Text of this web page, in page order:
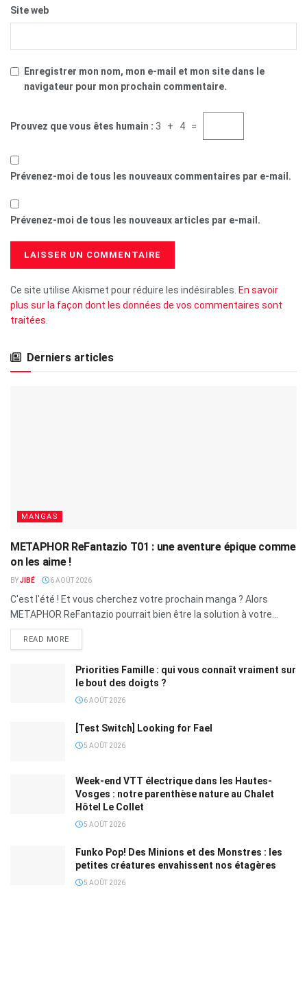
Site web
Enregistrer mon nom, mon e-mail et mon site dans le
navigateur pour mon prochain commentaire.
Prouvez que vous êtes humain : 3 + 4 =
Prévenez-moi de tous les nouveaux commentaires par e-mail.
Prévenez-moi de tous les nouveaux articles par e-mail.
Ce site utilise Akismet pour réduire les indésirables. En savoir
plus sur la façon dont les données de vos commentaires sont
traitées
Derniers articles
MANGAS
METAPHOR ReFantazio T01 : une aventure épique comme
on les aime !
BYJIBÉ 6 AOÛT 2026
C'est l'été ! Et vous cherchez votre prochain manga ? Alors
METAPHOR ReFantazio pourrait bien être la solution à votre...
READ MORE
Priorities Famille : qui vous connaît vraiment sur
le bout des doigts ?
6 AOÛT 2026
[Test Switch] Looking for Fael
5 AOÛT 2026
Week-end VTT électrique dans les Hautes-
Vosges : notre parenthèse nature au Chalet
Hôtel Le Collet
5 AOÛT 2026
Funko Pop! Des Minions et des Monstres : les
petites créatures envahissent nos étagères
5 AOÛT 2026